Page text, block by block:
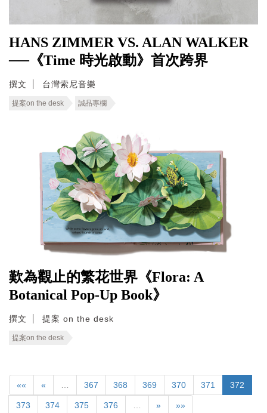
HANS ZIMMER VS. ALAN WALKER
──《Time 時光啟動》首次跨界
撰文 台灣索尼音樂
提案on the desk 誠品專欄
歎為觀止的繁花世界《Flora: A
Botanical Pop-Up Book》
撰文 提案 on the desk
提案on the desk
«« « 367 368 369 370 371 372
373 374 375 376 » »»